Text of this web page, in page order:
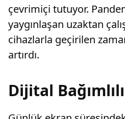
çevrimiçi tutuyor.
yaygınlaşan uzaktan
cihazlarla geçirilen
artırdı.
Dijital